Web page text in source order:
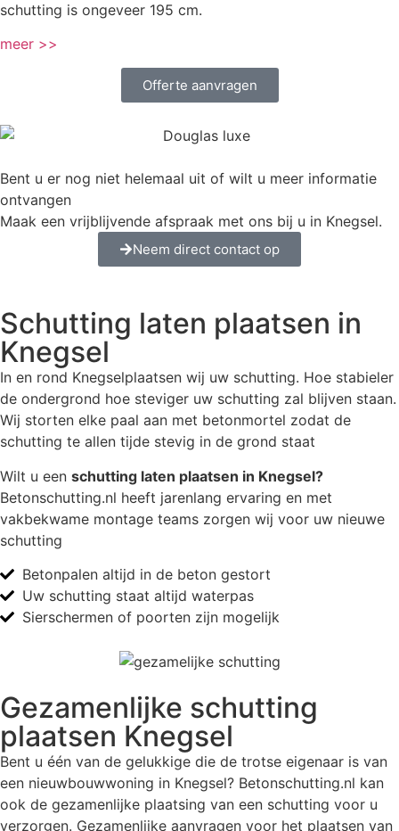
schutting is ongeveer 195 cm.
meer >>
Offerte aanvragen
Bent u er nog niet helemaal uit of wilt u meer informatie
ontvangen
Maak een vrijblijvende afspraak met ons bij u in Knegsel.
Neem direct contact op
Schutting laten plaatsen in
Knegsel
In en rond Knegselplaatsen wij uw schutting. Hoe stabieler
de ondergrond hoe steviger uw schutting zal blijven staan.
Wij storten elke paal aan met betonmortel zodat de
schutting te allen tijde stevig in de grond staat
Wilt u een schutting laten plaatsen in Knegsel?
Betonschutting.nl heeft jarenlang ervaring en met
vakbekwame montage teams zorgen wij voor uw nieuwe
schutting
Betonpalen altijd in de beton gestort
Uw schutting staat altijd waterpas
Sierschermen of poorten zijn mogelijk
Gezamenlijke schutting
plaatsen Knegsel
Bent u één van de gelukkige die de trotse eigenaar is van
een nieuwbouwwoning in Knegsel? Betonschutting.nl kan
ook de gezamenlijke plaatsing van een schutting voor u
verzorgen. Gezamenlijke aanvragen voor het plaatsen van